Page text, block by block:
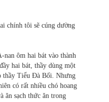
chính tôi sẽ cúng dường
nan ôm hai bát vào thành
hai bát, thầy dùng một
thầy Tiểu Đà Bối. Nhưng
có rất nhiều chó hoang
ăn sạch thức ăn trong